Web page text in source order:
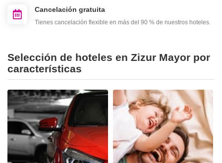
Cancelación gratuita
Tienes cancelación flexible en más del 90 % de nuestros hoteles.
Selección de hoteles en Zizur Mayor por
características